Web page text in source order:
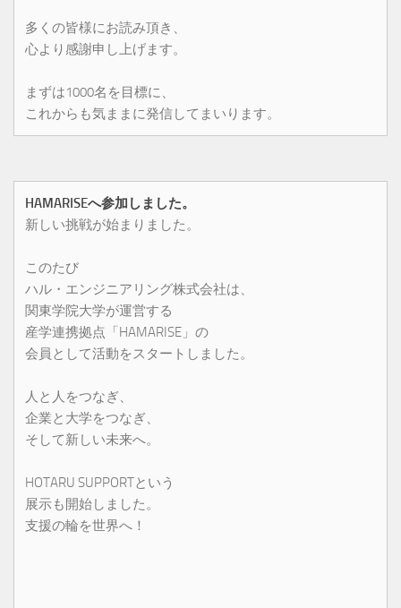
多くの皆様にお読み頂き、
心より感謝申し上げます。
まずは1000名を目標に、
これからも気ままに発信してまいります。
HAMARISEへ参加しました。
新しい挑戦が始まりました。
このたび
ハル・エンジニアリング株式会社は、
関東学院大学が運営する
産学連携拠点「HAMARISE」の
会員として活動をスタートしました。
人と人をつなぎ、
企業と大学をつなぎ、
そして新しい未来へ。
HOTARU SUPPORTという
展示も開始しました。
支援の輪を世界へ！